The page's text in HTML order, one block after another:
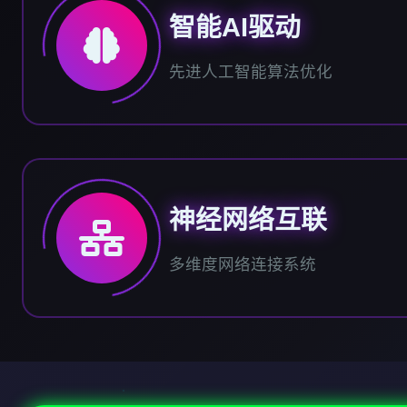
智能AI驱动
先进人工智能算法优化
神经网络互联
多维度网络连接系统